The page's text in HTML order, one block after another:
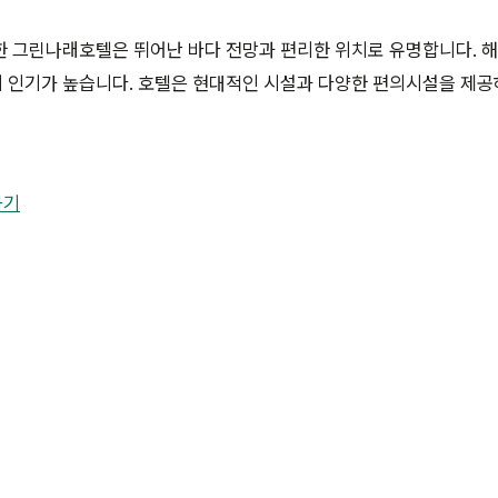
그린나래호텔은 뛰어난 바다 전망과 편리한 위치로 유명합니다.
인기가 높습니다. 호텔은 현대적인 시설과 다양한 편의시설을 제공